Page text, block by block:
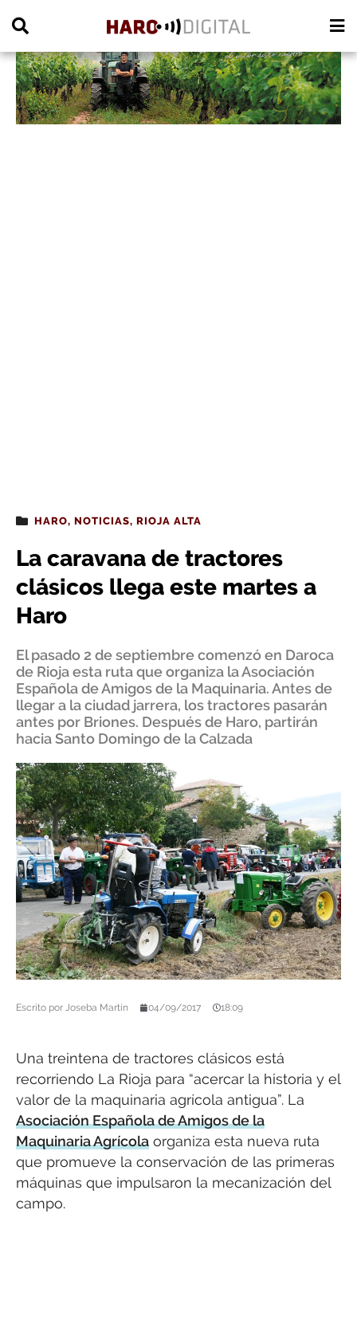
HARO, NOTICIAS, RIOJA ALTA
La caravana de tractores
clásicos llega este martes a
Haro
El pasado 2 de septiembre comenzó en Daroca
de Rioja esta ruta que organiza la Asociación
Española de Amigos de la Maquinaria. Antes de
llegar a la ciudad jarrera, los tractores pasarán
antes por Briones. Después de Haro, partirán
hacia Santo Domingo de la Calzada
Escrito por Joseba Martín 04/09/2017 18:09
Una treintena de tractores clásicos está
recorriendo La Rioja para “acercar la historia y el
valor de la maquinaria agrícola antigua”. La
Asociación Española de Amigos de la
Maquinaria Agrícola organiza esta nueva ruta
que promueve la conservación de las primeras
máquinas que impulsaron la mecanización del
campo.